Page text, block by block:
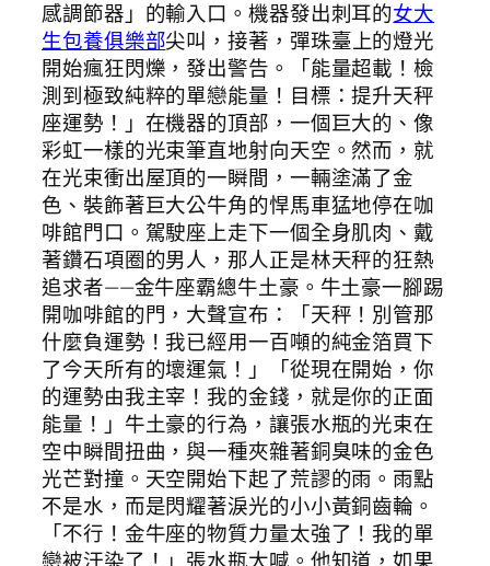
感調節器」的輸入口。機器發出刺耳的女大
生包養俱樂部尖叫，接著，彈珠臺上的燈光
開始瘋狂閃爍，發出警告。「能量超載！檢
測到極致純粹的單戀能量！目標：提升天秤
座運勢！」在機器的頂部，一個巨大的、像
彩虹一樣的光束筆直地射向天空。然而，就
在光束衝出屋頂的一瞬間，一輛塗滿了金
色、裝飾著巨大公牛角的悍馬車猛地停在咖
啡館門口。駕駛座上走下一個全身肌肉、戴
著鑽石項圈的男人，那人正是林天秤的狂熱
追求者——金牛座霸總牛土豪。牛土豪一腳踢
開咖啡館的門，大聲宣布：「天秤！別管那
什麼負運勢！我已經用一百噸的純金箔買下
了今天所有的壞運氣！」「從現在開始，你
的運勢由我主宰！我的金錢，就是你的正面
能量！」牛土豪的行為，讓張水瓶的光束在
空中瞬間扭曲，與一種夾雜著銅臭味的金色
光芒對撞。天空開始下起了荒謬的雨。雨點
不是水，而是閃耀著淚光的小小黃銅齒輪。
「不行！金牛座的物質力量太強了！我的單